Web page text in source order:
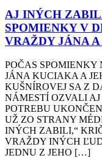
AJ INÝCH
SPOMIENKY V
VRAŽDY JÁNA
POČAS
JÁNA KUCIAKA A
KUŠNÍROVEJ SA Z
NÁMESTÍ OZVALI
POTREBU
UŽ ZO STRANY
INÝCH ZABILI,“
VRAŽDY INÝCH
JEDNU Z JEHO […]